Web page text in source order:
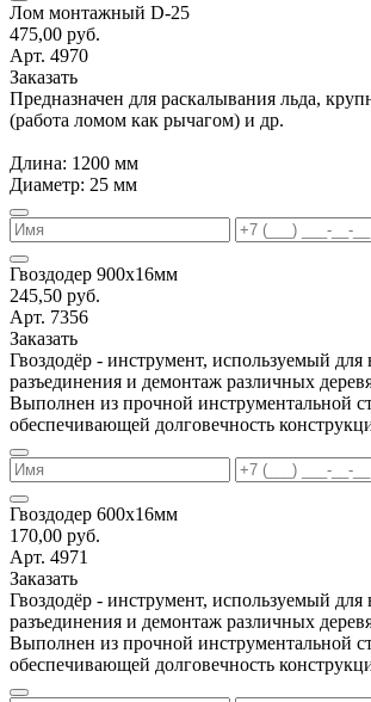
Лом монтажный D-25
475,00 руб.
Арт. 4970
Заказать
Предназначен для раскалывания льда,
(работа ломом как рычагом) и др.
Длина: 1200 мм
Диаметр: 25 мм
Гвоздодер 900х16мм
245,50 руб.
Арт. 7356
Заказать
Гвоздодёр - инструмент, используемый
разъединения и демонтаж различных
Выполнен из прочной инструментальной
обеспечивающей долговечность
Гвоздодер 600х16мм
170,00 руб.
Арт. 4971
Заказать
Гвоздодёр - инструмент, используемый
разъединения и демонтаж различных
Выполнен из прочной инструментальной
обеспечивающей долговечность